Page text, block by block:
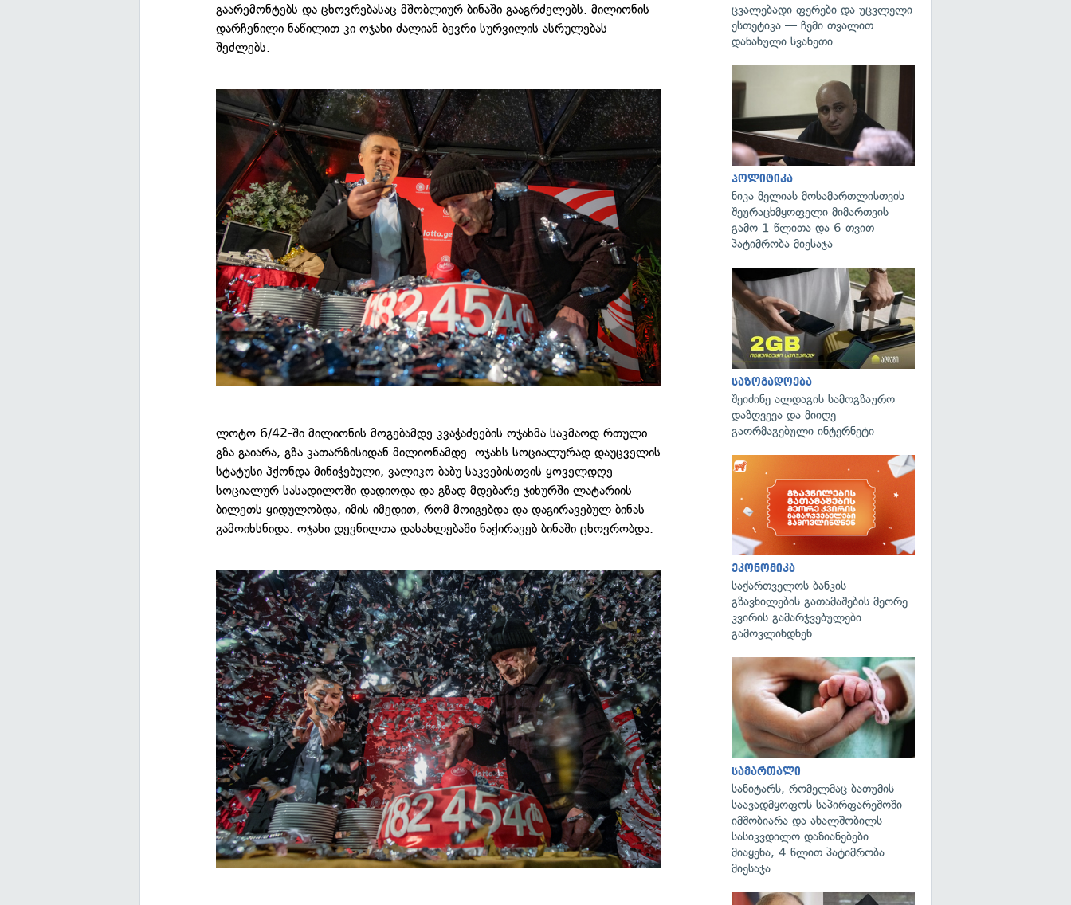
გაარემონტებს და ცხოვრებასაც მშობლიურ ბინაში გააგრძელებს. მილიონის
დარჩენილი ნაწილით კი ოჯახი ძალიან ბევრი სურვილის ასრულებას
შეძლებს.
ლოტო 6/42-ში მილიონის მოგებამდე კვაჭაძეების ოჯახმა საკმაოდ რთული
გზა გაიარა, გზა კათარზისიდან მილიონამდე. ოჯახს სოციალურად დაუცველის
სტატუსი ჰქონდა მინიჭებული, ვალიკო ბაბუ საკვებისთვის ყოველდღე
სოციალურ სასადილოში დადიოდა და გზად მდებარე ჯიხურში ლატარიის
ბილეთს ყიდულობდა, იმის იმედით, რომ მოიგებდა და დაგირავებულ ბინას
გამოიხსნიდა. ოჯახი დევნილთა დასახლებაში ნაქირავებ ბინაში ცხოვრობდა.
ცვალებადი ფერები და უცვლელი
ესთეტიკა — ჩემი თვალით
დანახული სვანეთი
პოლიტიკა
ნიკა მელიას მოსამართლისთვის
შეურაცხმყოფელი მიმართვის
გამო 1 წლითა და 6 თვით
პატიმრობა მიესაჯა
საზოგადოება
შეიძინე ალდაგის სამოგზაურო
დაზღვევა და მიიღე
გაორმაგებული ინტერნეტი
ეკონომიკა
საქართველოს ბანკის
გზავნილების გათამაშების მეორე
კვირის გამარჯვებულები
გამოვლინდნენ
სამართალი
სანიტარს, რომელმაც ბათუმის
საავადმყოფოს საპირფარეშოში
იმშობიარა და ახალშობილს
სასიკვდილო დაზიანებები
მიაყენა, 4 წლით პატიმრობა
მიესაჯა